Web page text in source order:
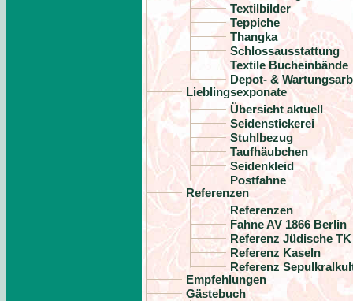
Textilbilder
Teppiche
Thangka
Schlossausstattung
Textile Bucheinbände
Depot- &
Lieblingsexponate
Übersicht aktuell
Seidenstickerei
Stuhlbezug
Taufhäubchen
Seidenkleid
Postfahne
Referenzen
Referenzen
Fahne AV 1866 Berlin
Referenz Jüdische TK
Referenz Kaseln
Referenz
Empfehlungen
Gästebuch